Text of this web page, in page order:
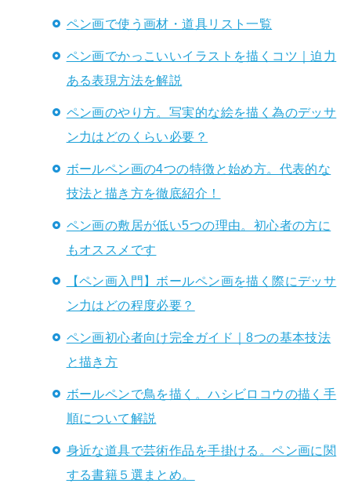
ペン画で使う画材・道具リスト一覧
ペン画でかっこいいイラストを描くコツ｜迫力
ある表現方法を解説
ペン画のやり方。写実的な絵を描く為のデッサ
ン力はどのくらい必要？
ボールペン画の4つの特徴と始め方。代表的な
技法と描き方を徹底紹介！
ペン画の敷居が低い5つの理由。初心者の方に
もオススメです
【ペン画入門】ボールペン画を描く際にデッサ
ン力はどの程度必要？
ペン画初心者向け完全ガイド｜8つの基本技法
と描き方
ボールペンで鳥を描く。ハシビロコウの描く手
順について解説
身近な道具で芸術作品を手掛ける。ペン画に関
する書籍５選まとめ。